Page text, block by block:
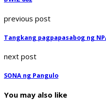
previous post
Tangkang pagpapasabog ng
next post
SONA ng Pangulo
You may also like